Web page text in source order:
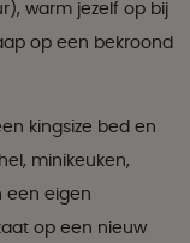
warm jezelf op bij
op een bekroond
kingsize bed en
minikeuken,
een eigen
op een nieuw